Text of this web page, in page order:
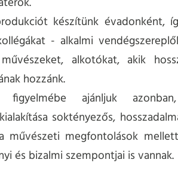
készítünk évadonként,
- alkalmi
alkotókat, akik
hozzánk.
figyelmébe ajánljuk
soktényezős,
művészeti megfontolások
és bizalmi szempontjai is vannak.